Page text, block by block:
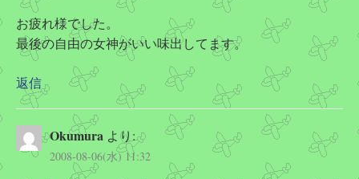
お疲れ様でした。
最後の自由の女神がいい味出してます。
返信
Okumura より:
2008-08-06(水) 11:32